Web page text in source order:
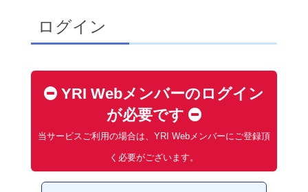
ログイン
YRI Webメンバーのログイン
が必要です
当サービスご利用の場合は、YRI Webメンバーにご登録頂
く必要がございます。